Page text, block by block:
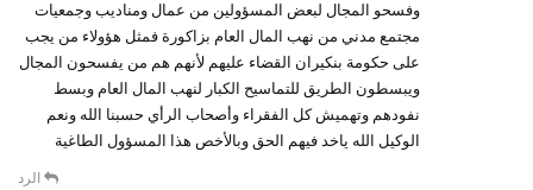
وفسحو المجال لبعض المسؤولين من عمال ومناديب وجمعيات
مجتمع مدني من نهب المال العام بزاكورة فمثل هؤولاء من يجب
على حكومة بنكيران القضاء عليهم لأنهم هم من يفسحون المجال
ويبسطون الطريق للتماسيح الكبار لنهب المال العام وبسط
نفودهم وتهميش كل الفقراء وأصحاب الرأي حسبنا الله ونعم
الوكيل الله ياخد فيهم الحق وبالأخص هذا المسؤول الطاغية
الرد